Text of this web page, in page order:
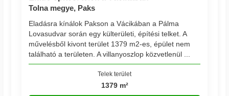
Tolna megye, Paks
Eladásra kínálok Pakson a Vácikában a Pálma
Lovasudvar során egy külterületi, építési telket. A
művelésből kivont terület 1379 m2-es, épület nem
található a területen. A villanyoszlop közvetlenül ...
Telek terület
1379 m²